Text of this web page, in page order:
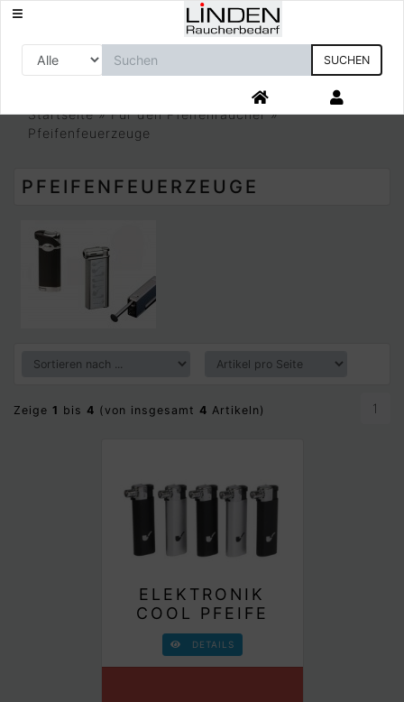
SUCHEN
Startseite»Für den Pfeifenraucher»
Pfeifenfeuerzeuge
PFEIFENFEUERZEUGE
Zeige 1 bis 4 (von insgesamt 4 Artikeln) 1
ELEKTRONIK
COOL PFEIFE
DETAILS